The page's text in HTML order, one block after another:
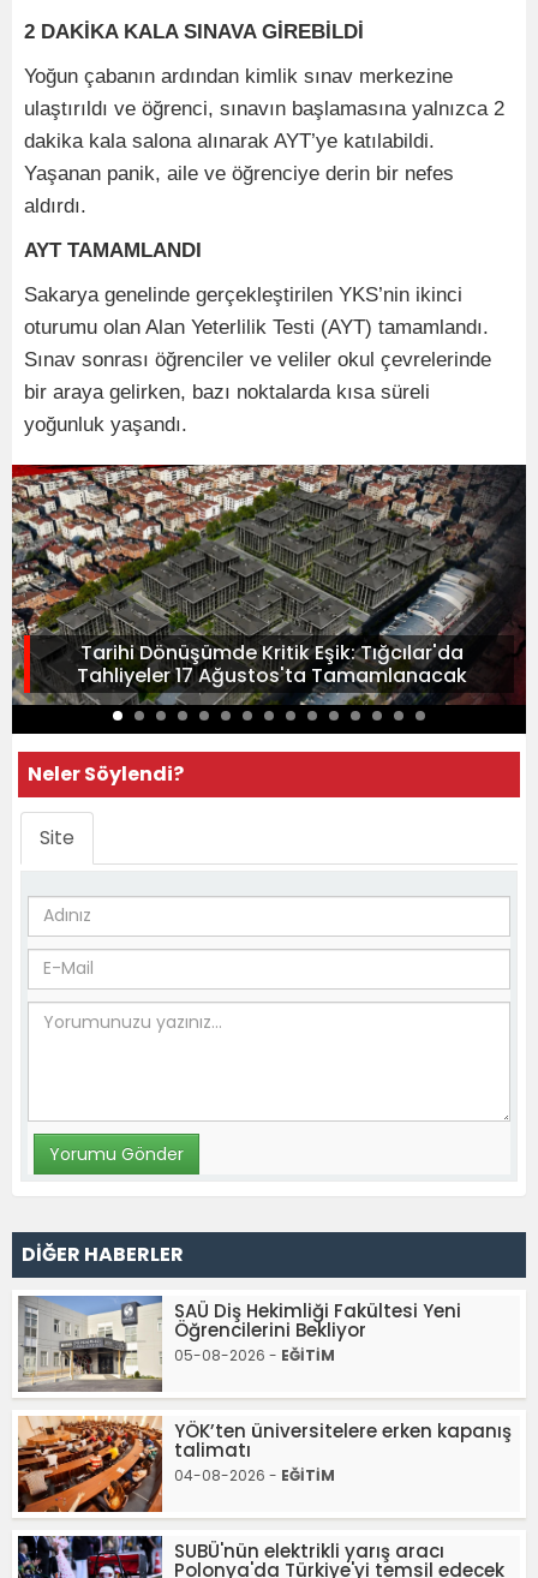
2 DAKİKA KALA SINAVA GİREBİLDİ
Yoğun çabanın ardından kimlik sınav merkezine
ulaştırıldı ve öğrenci, sınavın başlamasına yalnızca 2
dakika kala salona alınarak AYT’ye katılabildi.
Yaşanan panik, aile ve öğrenciye derin bir nefes
aldırdı.
AYT TAMAMLANDI
Sakarya genelinde gerçekleştirilen YKS’nin ikinci
oturumu olan Alan Yeterlilik Testi (AYT) tamamlandı.
Sınav sonrası öğrenciler ve veliler okul çevrelerinde
bir araya gelirken, bazı noktalarda kısa süreli
yoğunluk yaşandı.
Tarihi Dönüşümde Kritik Eşik: Tığcılar'da
Tahliyeler 17 Ağustos'ta Tamamlanacak
Neler Söylendi?
Site
DİĞER HABERLER
SAÜ Diş Hekimliği Fakültesi Yeni
Öğrencilerini Bekliyor
05-08-2026 - EĞİTİM
YÖK’ten üniversitelere erken kapanış
talimatı
04-08-2026 - EĞİTİM
SUBÜ'nün elektrikli yarış aracı
Polonya'da Türkiye'yi temsil edecek